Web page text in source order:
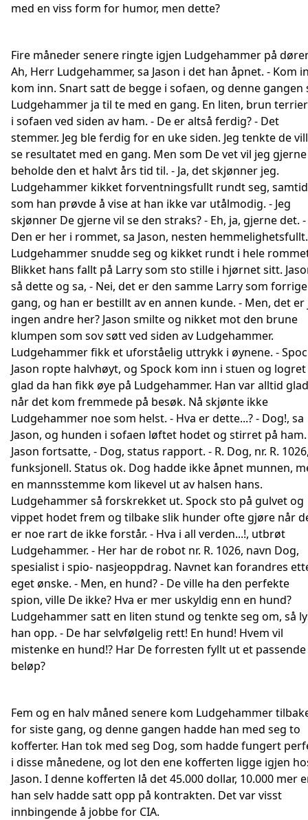
med en viss form for humor, men dette?
Fire måneder senere ringte igjen Ludgehammer på
Ah, Herr Ludgehammer, sa Jason i det han åpnet. - Kom
kom inn. Snart satt de begge i sofaen, og denne gangen
Ludgehammer ja til te med en gang. En liten, brun
i sofaen ved siden av ham. - De er altså ferdig? - Det
stemmer. Jeg ble ferdig for en uke siden. Jeg tenkte de
se resultatet med en gang. Men som De vet vil jeg gjerne
beholde den et halvt års tid til. - Ja, det skjønner jeg.
Ludgehammer kikket forventningsfullt rundt seg,
som han prøvde å vise at han ikke var utålmodig. - Jeg
skjønner De gjerne vil se den straks? - Eh, ja, gjerne det. -
Den er her i rommet, sa Jason, nesten hemmelighetsfullt.
Ludgehammer snudde seg og kikket rundt i hele
Blikket hans fallt på Larry som sto stille i hjørnet sitt.
så dette og sa, - Nei, det er den samme Larry som forrige
gang, og han er bestillt av en annen kunde. - Men, det er
ingen andre her? Jason smilte og nikket mot den brune
klumpen som sov søtt ved siden av Ludgehammer.
Ludgehammer fikk et uforståelig uttrykk i øynene. -
Jason ropte halvhøyt, og Spock kom inn i stuen og logret
glad da han fikk øye på Ludgehammer. Han var alltid glad
når det kom fremmede på besøk. Nå skjønte ikke
Ludgehammer noe som helst. - Hva er dette...? - Dog!, sa
Jason, og hunden i sofaen løftet hodet og stirret på ham.
Jason fortsatte, - Dog, status rapport. - R. Dog, nr. R.
funksjonell. Status ok. Dog hadde ikke åpnet munnen,
en mannsstemme kom likevel ut av halsen hans.
Ludgehammer så forskrekket ut. Spock sto på gulvet og
vippet hodet frem og tilbake slik hunder ofte gjøre når
er noe rart de ikke forstår. - Hva i all verden...!, utbrøt
Ludgehammer. - Her har de robot nr. R. 1026, navn Dog,
spesialist i spio- nasjeoppdrag. Navnet kan forandres
eget ønske. - Men, en hund? - De ville ha den perfekte
spion, ville De ikke? Hva er mer uskyldig enn en hund?
Ludgehammer satt en liten stund og tenkte seg om, så
han opp. - De har selvfølgelig rett! En hund! Hvem vil
mistenke en hund!? Har De forresten fyllt ut et passende
beløp?
Fem og en halv måned senere kom Ludgehammer
for siste gang, og denne gangen hadde han med seg to
kofferter. Han tok med seg Dog, som hadde fungert
i disse månedene, og lot den ene kofferten ligge igjen
Jason. I denne kofferten lå det 45.000 dollar, 10.000 mer
han selv hadde satt opp på kontrakten. Det var visst
innbingende å jobbe for CIA.